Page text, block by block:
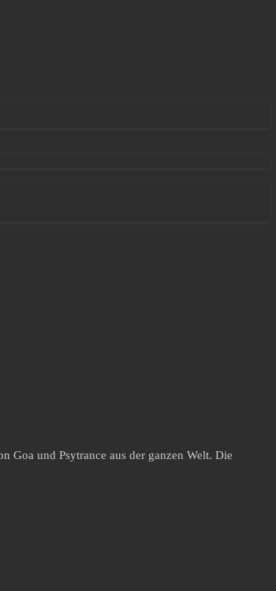
Goa und Psytrance aus der ganzen Welt. Die